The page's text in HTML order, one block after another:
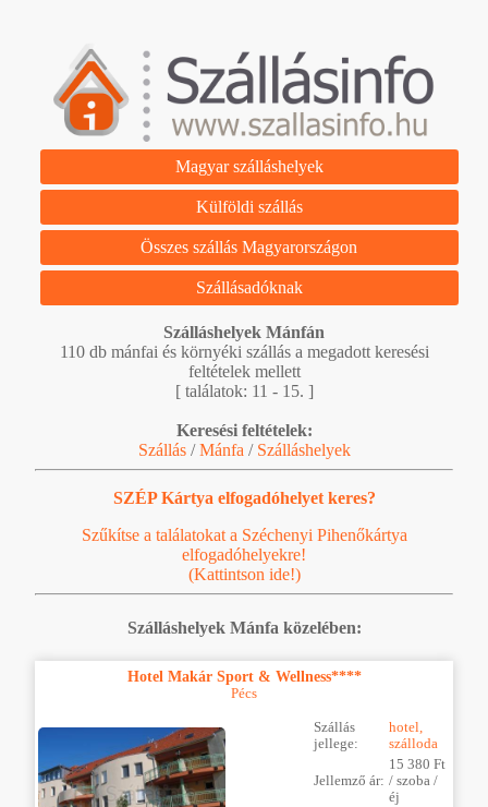
Magyar szálláshelyek
Külföldi szállás
Összes szállás Magyarországon
Szállásadóknak
Szálláshelyek Mánfán
110 db mánfai és környéki szállás a megadott keresési
feltételek mellett
[ találatok: 11 - 15. ]
Keresési feltételek:
Szállás/Mánfa / Szálláshelyek
SZÉP Kártya elfogadóhelyet keres?
Szűkítse a találatokat a Széchenyi Pihenőkártya
elfogadóhelyekre!
(Kattintson ide!)
Szálláshelyek Mánfa közelében:
Hotel Makár Sport & Wellness****
Pécs
Szállás
jellege:
hotel,
szálloda
Jellemző ár:
15 380 Ft
/ szoba /
éj